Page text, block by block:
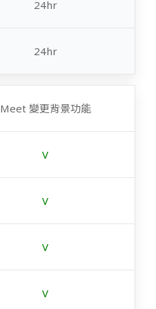
24hr
24hr
Meet 變更背景功能
V
V
V
V